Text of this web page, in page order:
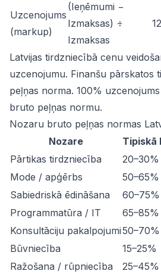
Uzcenojums
(markup)
(Ieņēmumi −
Izmaksas) ÷
Izmaksas
Latvijas tirdzniecībā cenu
uzcenojumu. Finanšu pārskatos
peļņas norma. 100%
bruto peļņas normu.
Nozaru bruto peļņas normas
Nozare
Tipiskā
Pārtikas tirdzniecība
20–30%
Mode / apģērbs
50–65%
Sabiedriskā ēdināšana
60–75%
Programmatūra / IT
65–85%
Konsultāciju pakalpojumi50–70%
Būvniecība
15–25%
Ražošana / rūpniecība
25–45%